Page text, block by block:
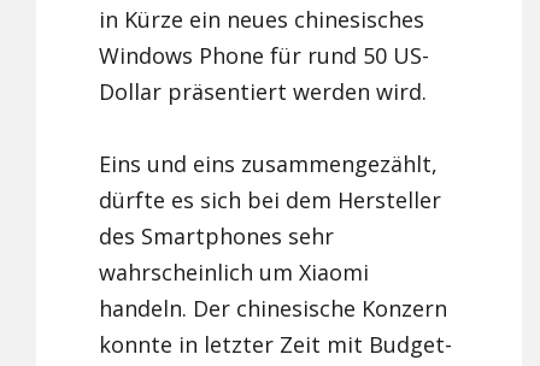
in Kürze ein neues chinesisches
Windows Phone für rund 50 US-
Dollar präsentiert werden wird.
Eins und eins zusammengezählt,
dürfte es sich bei dem Hersteller
des Smartphones sehr
wahrscheinlich um Xiaomi
handeln. Der chinesische Konzern
konnte in letzter Zeit mit Budget-